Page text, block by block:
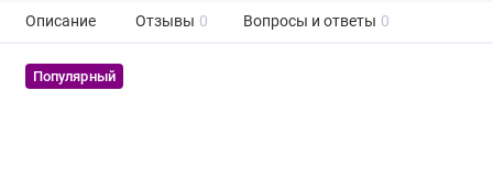
Описание Отзывы 0 Вопросы и ответы 0
Популярный